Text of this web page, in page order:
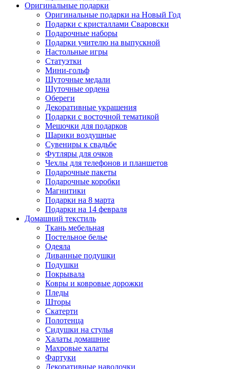
Оригинальные подарки
Оригинальные подарки на Новый Год
Подарки с кристаллами Сваровски
Подарочные наборы
Подарки учителю на выпускной
Настольные игры
Статуэтки
Мини-гольф
Шуточные медали
Шуточные ордена
Обереги
Декоративные украшения
Подарки с восточной тематикой
Мешочки для подарков
Шарики воздушные
Сувениры к свадьбе
Футляры для очков
Чехлы для телефонов и планшетов
Подарочные пакеты
Подарочные коробки
Магнитики
Подарки на 8 марта
Подарки на 14 февраля
Домашний текстиль
Ткань мебельная
Постельное белье
Одеяла
Диванные подушки
Подушки
Покрывала
Ковры и ковровые дорожки
Пледы
Шторы
Скатерти
Полотенца
Сидушки на стулья
Халаты домашние
Махровые халаты
Фартуки
Декоративные наволочки